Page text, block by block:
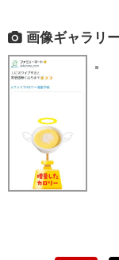
画像ギャラリ